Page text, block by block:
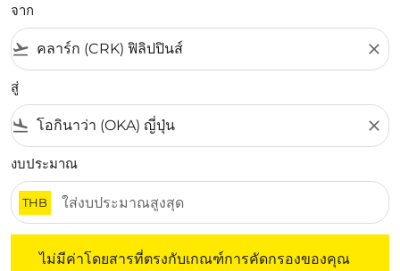
จาก
flight_takeoff close
สู่
flight_land close
งบประมาณ
THB
ไม่มีค่าโดยสารที่ตรงกับเกณฑ์การคัดกรองของคุณ